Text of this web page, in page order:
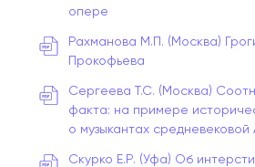
опере
Рахманова М.П. (Москва)
Прокофьева
Сергеева Т.С. (Москва)
факта: на примере
о музыкантах средневековой
Скурко Е.Р. (Уфа) Об